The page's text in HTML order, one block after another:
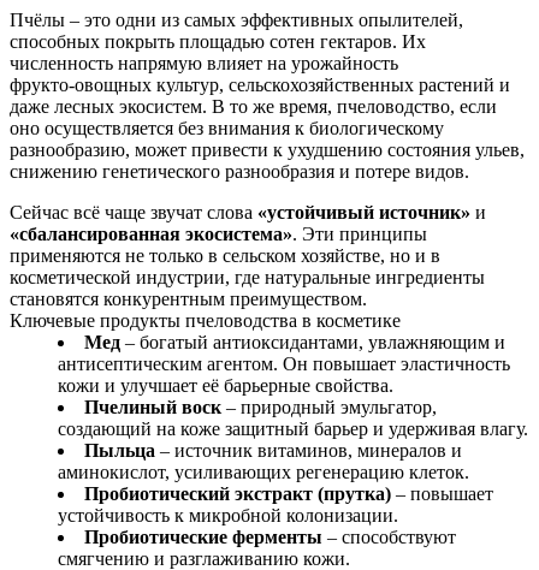
Пчёлы – это одни из самых эффективных опылителей,
способных покрыть площадью сотен гектаров. Их
численность напрямую влияет на урожайность
фрукто‑овощных культур, сельскохозяйственных растений и
даже лесных экосистем. В то же время, пчеловодство, если
оно осуществляется без внимания к биологическому
разнообразию, может привести к ухудшению состояния ульев,
снижению генетического разнообразия и потере видов.
Сейчас всё чаще звучат слова «устойчивый источник» и
«сбалансированная экосистема». Эти принципы
применяются не только в сельском хозяйстве, но и в
косметической индустрии, где натуральные ингредиенты
становятся конкурентным преимуществом.
Ключевые продукты пчеловодства в косметике
Мед – богатый антиоксидантами, увлажняющим и
антисептическим агентом. Он повышает эластичность
кожи и улучшает её барьерные свойства.
Пчелиный воск – природный эмульгатор,
создающий на коже защитный барьер и удерживая влагу.
Пыльца – источник витаминов, минералов и
аминокислот, усиливающих регенерацию клеток.
Пробиотический экстракт (прутка) – повышает
устойчивость к микробной колонизации.
Пробиотические ферменты – способствуют
смягчению и разглаживанию кожи.